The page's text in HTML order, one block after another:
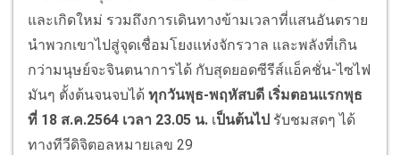
และเกิดใหม่ รวมถึงการเดินทางข้ามเวลาที่แสนอันตราย
นำพวกเขาไปสู่จุดเชื่อมโยงแห่งจักรวาล และพลังที่เกิน
กว่ามนุษย์จะจินตนาการได้ กับสุดยอดซีรีส์แอ็คชั่น-ไซไฟ
มันๆ ตั้งต้นจนจบได้ ทุกวันพุธ-พฤหัสบดี เริ่มตอนแรกพุธ
ที่ 18 ส.ค.2564 เวลา 23.05 น. เป็นต้นไป รับชมสดๆ ได้
ทางทีวีดิจิตอลหมายเลข 29